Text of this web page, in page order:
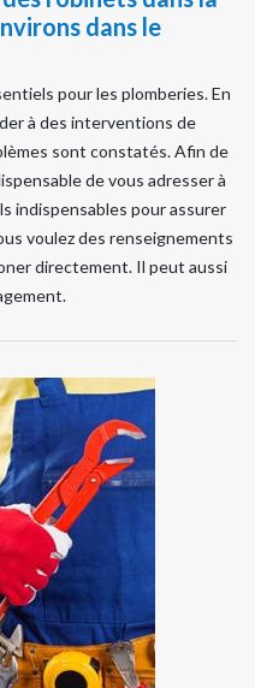
dans le
pour les plomberies. En
à des interventions de
sont constatés. Afin de
de vous adresser à
indispensables pour assurer
voulez des renseignements
directement. Il peut aussi